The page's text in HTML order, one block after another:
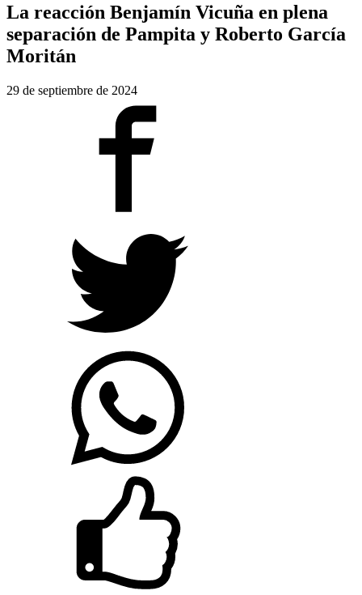
La reacción Benjamín Vicuña en plena
separación de Pampita y Roberto García
Moritán
29 de septiembre de 2024